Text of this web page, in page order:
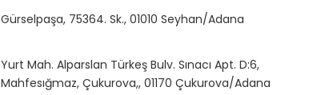
Gürselpaşa, 75364. Sk., 01010 Seyhan/Adana
Yurt Mah. Alparslan Türkeş Bulv. Sınacı Apt. D:6,
Mahfesığmaz, Çukurova,, 01170 Çukurova/Adana